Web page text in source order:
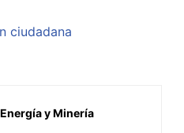
ciudadana
y Minería